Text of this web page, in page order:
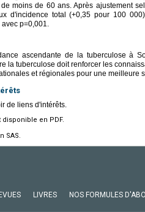
moins de 60 ans. Après ajustement
d'incidence total (+0,35 pour 100
p=0,001.
ascendante de la tuberculose à
la tuberculose doit renforcer les
et régionales pour une meilleure
de liens d'intérêts.
en PDF.
SAS.
LIVRES NOS FORMULES